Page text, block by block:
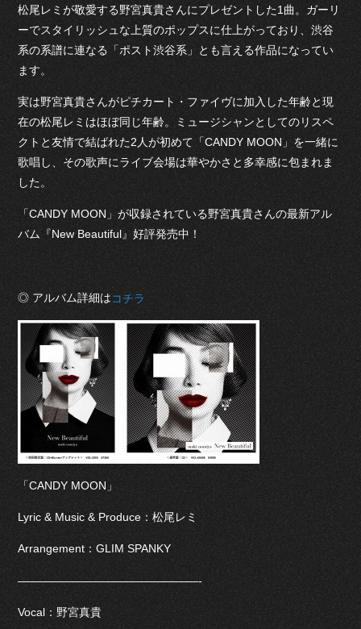
松尾レミが敬愛する野宮真貴さんにプレゼントした1曲。ガーリ
ーでスタイリッシュな上質のポップスに仕上がっており、渋谷
系の系譜に連なる「ポスト渋谷系」とも言える作品になってい
ます。
実は野宮真貴さんがピチカート・ファイヴに加入した年齢と現
在の松尾レミはほぼ同じ年齢。ミュージシャンとしてのリスペ
クトと友情で結ばれた2人が初めて「CANDY MOON」を一緒に
歌唱し、その歌声にライブ会場は華やかさと多幸感に包まれま
した。
「CANDY MOON」が収録されている野宮真貴さんの最新アル
バム『New Beautiful』好評発売中！
◎ アルバム詳細はコチラ
「CANDY MOON」
Lyric & Music & Produce：松尾レミ
Arrangement：GLIM SPANKY
————————————————-
Vocal：野宮真貴